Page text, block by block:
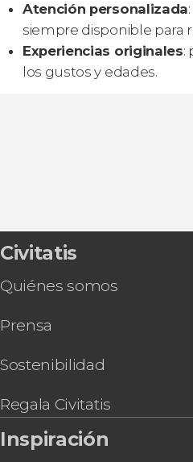
Atención personalizada
siempre disponible para
Experiencias originales:
los gustos y edades.
Civitatis
Quiénes somos
Prensa
Sostenibilidad
Regala Civitatis
Inspiración